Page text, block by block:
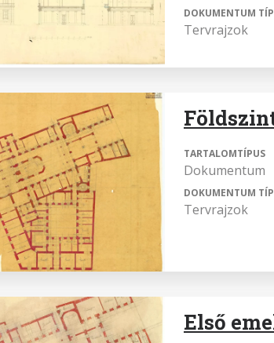
DOKUMENTUM
Tervrajzok
TARTALOMTÍPUS
Dokumentum
DOKUMENTUM
Tervrajzok
Első